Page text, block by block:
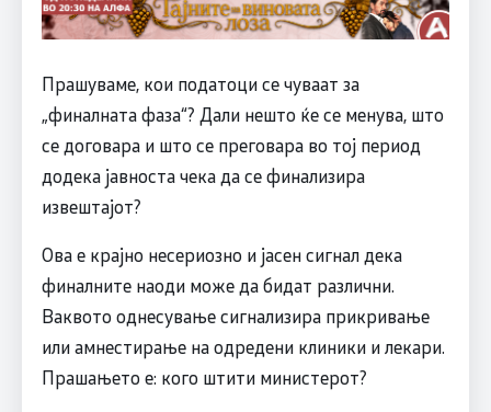
Прашуваме, кои податоци се чуваат за
„финалната фаза“? Дали нешто ќе се менува, што
се договара и што се преговара во тој период
додека јавноста чека да се финализира
извештајот?
Ова е крајно несериозно и јасен сигнал дека
финалните наоди може да бидат различни.
Ваквото однесување сигнализира прикривање
или амнестирање на одредени клиники и лекари.
Прашањето е: кого штити министерот?